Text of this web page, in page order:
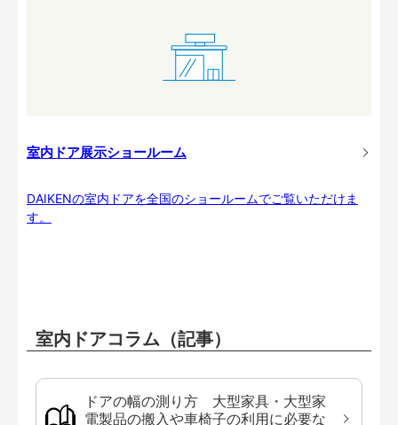
室内ドア展示ショールーム
DAIKENの室内ドアを全国のショールームでご覧いただけま
す。
室内ドアコラム（記事）
ドアの幅の測り方 大型家具・大型家
電製品の搬入や車椅子の利用に必要な